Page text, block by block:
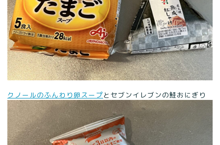
クノールのふんわり卵スープとセブンイレブンの鮭おにぎり